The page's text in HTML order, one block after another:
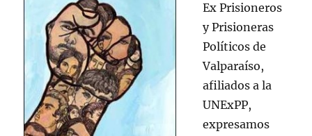
Ex Prisioneros
y Prisioneras
Políticos de
Valparaíso,
afiliados a la
UNExPP,
expresamos